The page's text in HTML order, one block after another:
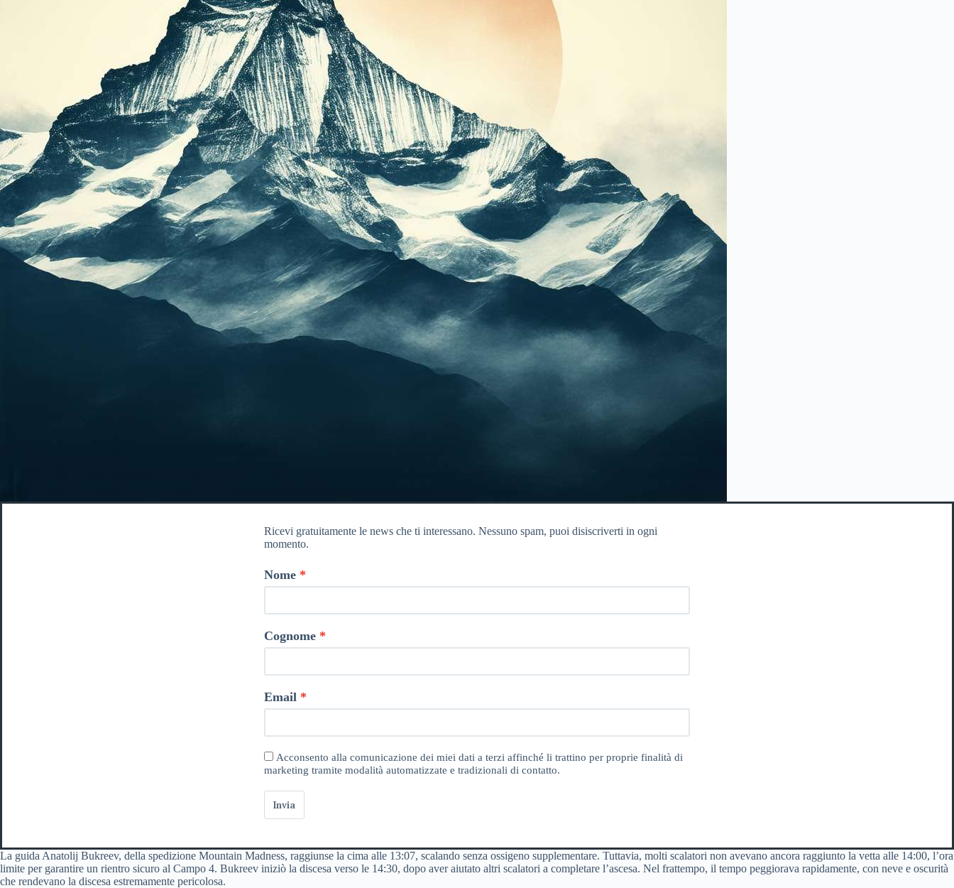
Ricevi gratuitamente le news che ti interessano. Nessuno spam, puoi disiscriverti in ogni
momento.
Nome
Cognome
Email
Acconsento alla comunicazione dei miei dati a terzi affinché li trattino per proprie finalità di
marketing tramite modalità automatizzate e tradizionali di contatto.
Invia
La guida Anatolij Bukreev, della spedizione Mountain Madness, raggiunse la cima alle 13:07, scalando senza ossigeno supplementare. Tuttavia, molti scalatori non avevano ancora raggiunto la vetta alle 14:00, l’ora
limite per garantire un rientro sicuro al Campo 4. Bukreev iniziò la discesa verso le 14:30, dopo aver aiutato altri scalatori a completare l’ascesa. Nel frattempo, il tempo peggiorava rapidamente, con neve e oscurità
che rendevano la discesa estremamente pericolosa.